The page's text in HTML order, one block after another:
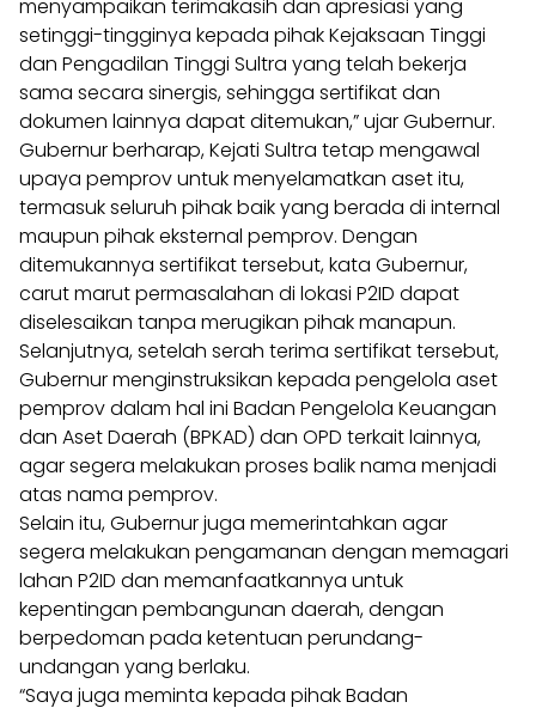
menyampaikan terimakasih dan apresiasi yang
setinggi-tingginya kepada pihak Kejaksaan Tinggi
dan Pengadilan Tinggi Sultra yang telah bekerja
sama secara sinergis, sehingga sertifikat dan
dokumen lainnya dapat ditemukan,” ujar Gubernur.
Gubernur berharap, Kejati Sultra tetap mengawal
upaya pemprov untuk menyelamatkan aset itu,
termasuk seluruh pihak baik yang berada di internal
maupun pihak eksternal pemprov. Dengan
ditemukannya sertifikat tersebut, kata Gubernur,
carut marut permasalahan di lokasi P2ID dapat
diselesaikan tanpa merugikan pihak manapun.
Selanjutnya, setelah serah terima sertifikat tersebut,
Gubernur menginstruksikan kepada pengelola aset
pemprov dalam hal ini Badan Pengelola Keuangan
dan Aset Daerah (BPKAD) dan OPD terkait lainnya,
agar segera melakukan proses balik nama menjadi
atas nama pemprov.
Selain itu, Gubernur juga memerintahkan agar
segera melakukan pengamanan dengan memagari
lahan P2ID dan memanfaatkannya untuk
kepentingan pembangunan daerah, dengan
berpedoman pada ketentuan perundang-
undangan yang berlaku.
“Saya juga meminta kepada pihak Badan